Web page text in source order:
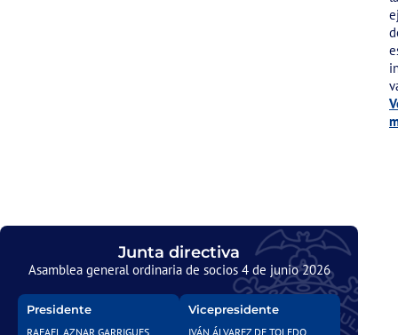
Junta directiva
Asamblea general ordinaria de socios 4 de junio 2026
Presidente
RAFAEL AZNAR GARRIGUES
Vicepresidente
IVÁN ÁLVAREZ DE TOLEDO